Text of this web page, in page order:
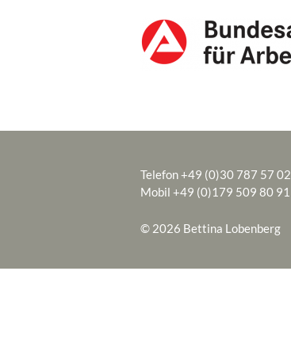
Telefon +49 (0)30 787 57 02
Mobil +49 (0)179 509 80 91
© 2026 Bettina Lobenberg